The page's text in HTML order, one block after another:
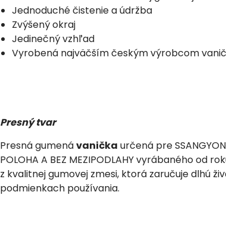
Jednoduché čistenie a údržba
Zvýšený okraj
Jedinečný vzhľad
Vyrobená najväčším českým výrobcom
Presný tvar
Presná gumenávanička určená pre
POLOHA A BEZ MEZIPODLAHY vyrábaného od
z kvalitnej gumovej zmesi, ktorá zaručuje dlhú
podmienkach používania.